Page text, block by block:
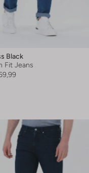
Black
Fit Jeans